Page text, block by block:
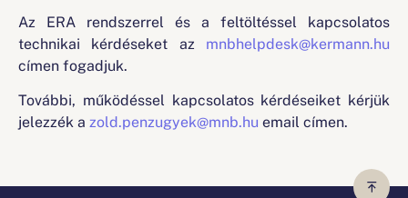
Az ERA rendszerrel és a feltöltéssel kapcsolatos
technikai kérdéseket az mnbhelpdesk@kermann.hu
címen fogadjuk.
További, működéssel kapcsolatos kérdéseiket kérjük
jelezzék a zold.penzugyek@mnb.hu email címen.